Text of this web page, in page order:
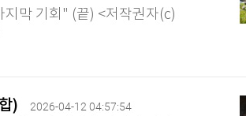
막 기회" (끝) <저작권자(c)
) 2026-04-12 04:57:54